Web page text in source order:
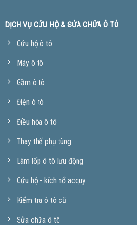
DỊCH VỤ CỨU HỘ & SỬA CHỮA Ô TÔ
Cứu hộ ô tô
Máy ô tô
Gầm ô tô
Điện ô tô
Điều hòa ô tô
Thay thế phụ tùng
Làm lốp ô tô lưu động
Cứu hộ - kích nổ acquy
Kiểm tra ô tô cũ
Sửa chữa ô tô